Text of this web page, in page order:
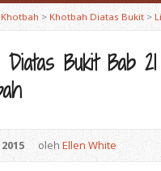
>Khotbah Diatas Bukit>
Bukit Bab
olehEllen White